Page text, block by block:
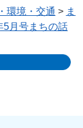
環境・交通 > ま
5月号まちの話